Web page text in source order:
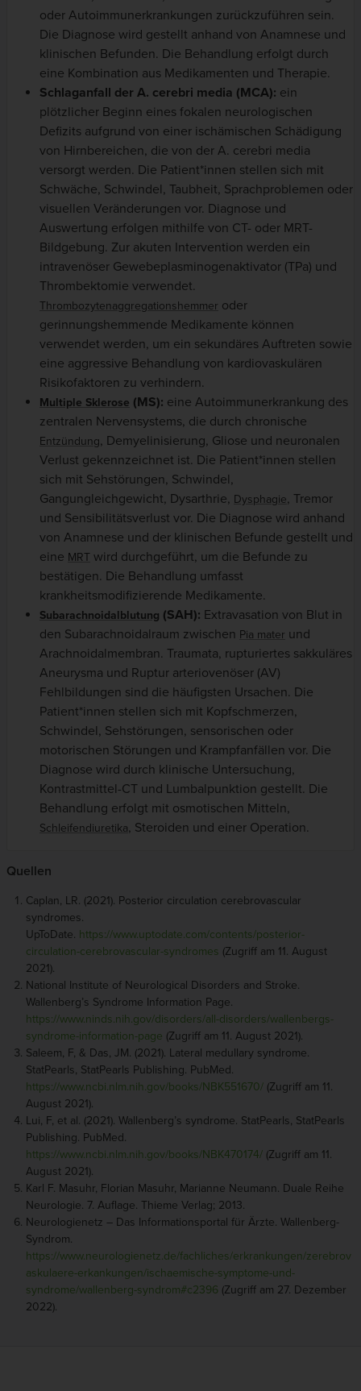
oder Autoimmunerkrankungen zurückzuführen sein.
Die Diagnose wird gestellt anhand von Anamnese und
klinischen Befunden. Die Behandlung erfolgt durch
eine Kombination aus Medikamenten und Therapie.
Schlaganfall der A. cerebri media (MCA): ein
plötzlicher Beginn eines fokalen neurologischen
Defizits aufgrund von einer ischämischen Schädigung
von Hirnbereichen, die von der A. cerebri media
versorgt werden. Die Patient*innen stellen sich mit
Schwäche, Schwindel, Taubheit, Sprachproblemen oder
visuellen Veränderungen vor. Diagnose und
Auswertung erfolgen mithilfe von CT- oder MRT-
Bildgebung. Zur akuten Intervention werden ein
intravenöser Gewebeplasminogenaktivator (TPa) und
Thrombektomie verwendet.
Thrombozytenaggregationshemmer oder
gerinnungshemmende Medikamente können
verwendet werden, um ein sekundäres Auftreten sowie
eine aggressive Behandlung von kardiovaskulären
Risikofaktoren zu verhindern.
Multiple Sklerose (MS): eine Autoimmunerkrankung des
zentralen Nervensystems, die durch chronische
Entzündung, Demyelinisierung, Gliose und neuronalen
Verlust gekennzeichnet ist. Die Patient*innen stellen
sich mit Sehstörungen, Schwindel,
Gangungleichgewicht, Dysarthrie, Dysphagie, Tremor
und Sensibilitätsverlust vor. Die Diagnose wird anhand
von Anamnese und der klinischen Befunde gestellt und
eine MRT wird durchgeführt, um die Befunde zu
bestätigen. Die Behandlung umfasst
krankheitsmodifizierende Medikamente.
Subarachnoidalblutung (SAH): Extravasation von Blut in
den Subarachnoidalraum zwischen Pia mater und
Arachnoidalmembran. Traumata, rupturiertes sakkuläres
Aneurysma und Ruptur arteriovenöser (AV)
Fehlbildungen sind die häufigsten Ursachen. Die
Patient*innen stellen sich mit Kopfschmerzen,
Schwindel, Sehstörungen, sensorischen oder
motorischen Störungen und Krampfanfällen vor. Die
Diagnose wird durch klinische Untersuchung,
Kontrastmittel-CT und Lumbalpunktion gestellt. Die
Behandlung erfolgt mit osmotischen Mitteln,
Schleifendiuretika, Steroiden und einer Operation.
Quellen
Caplan, LR. (2021). Posterior circulation cerebrovascular
syndromes.
UpToDate. https://www.uptodate.com/contents/posterior-
circulation-cerebrovascular-syndromes (Zugriff am 11. August
2021).
National Institute of Neurological Disorders and Stroke.
Wallenberg’s Syndrome Information Page.
https://www.ninds.nih.gov/disorders/all-disorders/wallenbergs-
syndrome-information-page (Zugriff am 11. August 2021).
Saleem, F, & Das, JM. (2021). Lateral medullary syndrome.
StatPearls, StatPearls Publishing. PubMed.
https://www.ncbi.nlm.nih.gov/books/NBK551670/ (Zugriff am 11.
August 2021).
Lui, F, et al. (2021). Wallenberg’s syndrome. StatPearls, StatPearls
Publishing. PubMed.
https://www.ncbi.nlm.nih.gov/books/NBK470174/ (Zugriff am 11.
August 2021).
Karl F. Masuhr, Florian Masuhr, Marianne Neumann. Duale Reihe
Neurologie. 7. Auflage. Thieme Verlag; 2013.
Neurologienetz – Das Informationsportal für Ärzte. Wallenberg-
Syndrom.
https://www.neurologienetz.de/fachliches/erkrankungen/zerebrov
askulaere-erkankungen/ischaemische-symptome-und-
syndrome/wallenberg-syndrom#c2396 (Zugriff am 27. Dezember
2022).